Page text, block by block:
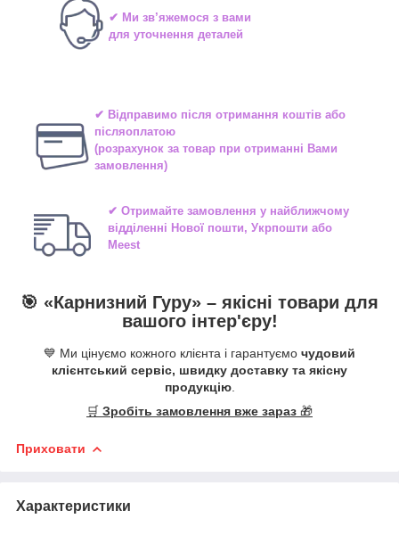
✔ Ми зв’яжемося з вами
для уточнення деталей
✔ Відправимо після отримання коштів або
післяоплатою
(розрахунок за товар при отриманні Вами
замовлення)
✔ Отримайте замовлення у найближчому
відділенні Нової пошти, Укрпошти або
Meest
🎯 «Карнизний Гуру» – якісні товари для
вашого інтер'єру!
💙 Ми цінуємо кожного клієнта і гарантуємо чудовий
клієнтський сервіс, швидку доставку та якісну
продукцію.
🛒 Зробіть замовлення вже зараз 🎁
Приховати
Характеристики